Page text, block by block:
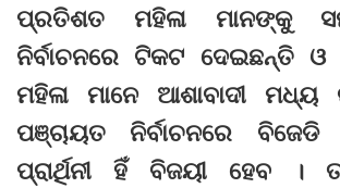
ପ୍ରତିଶତ ମହିଳା ମାନଙ୍କୁ
ନିର୍ବାଚନରେ ଟିକଟ ଦେଇଛନ୍ତି
ମହିଳା ମାନେ ଆଶାବାଦୀ
ପଞ୍ଚାୟତ ନିର୍ବାଚନରେ
ପ୍ରାର୍ଥିନୀ ହିଁ ବିଜୟୀ ହେବ ।